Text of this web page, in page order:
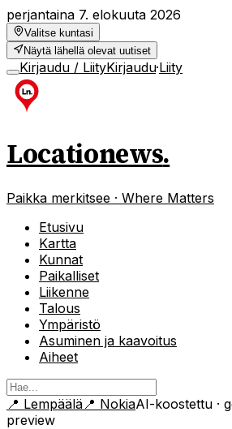
perjantaina 7. elokuuta 2026
Valitse kuntasi
Näytä lähellä olevat uutiset
Kirjaudu / LiityKirjaudu·Liity
Locationews.
Paikka merkitsee · Where Matters
Etusivu
Kartta
Kunnat
Paikalliset
Liikenne
Talous
Ympäristö
Asuminen ja kaavoitus
Aiheet
📍 Lempäälä 📍 NokiaAI-koostettu ·
preview